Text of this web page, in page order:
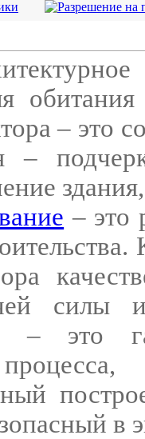
– это
– это
силы
– это
асный в